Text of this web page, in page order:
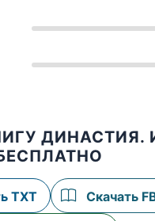
ДИНАСТИЯ.
TXT Скачать